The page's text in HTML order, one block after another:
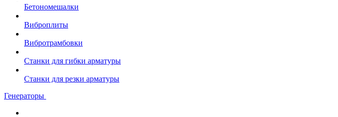
Бетономешалки
Виброплиты
Вибротрамбовки
Станки для гибки арматуры
Станки для резки арматуры
Генераторы